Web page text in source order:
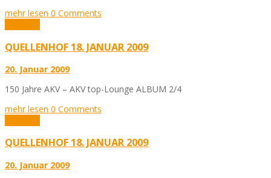
mehr lesen 0 Comments
QUELLENHOF 18. JANUAR 2009
20. Januar 2009
150 Jahre AKV – AKV top-Lounge ALBUM 2/4
mehr lesen 0 Comments
QUELLENHOF 18. JANUAR 2009
20. Januar 2009